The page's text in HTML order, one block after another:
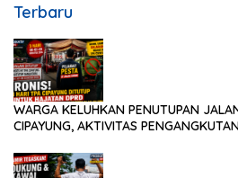
Terbaru
WARGA KELUHKAN PENUTUPAN
CIPAYUNG, AKTIVITAS